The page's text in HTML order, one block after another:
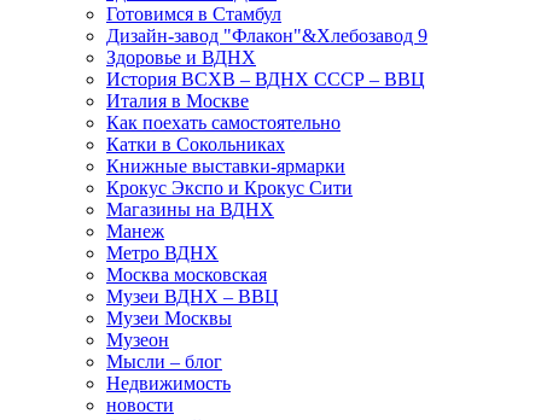
Готовимся в Стамбул
Дизайн-завод "Флакон"&Хлебозавод 9
Здоровье и ВДНХ
История ВСХВ – ВДНХ СССР – ВВЦ
Италия в Москве
Как поехать самостоятельно
Катки в Сокольниках
Книжные выставки-ярмарки
Крокус Экспо и Крокус Сити
Магазины на ВДНХ
Манеж
Метро ВДНХ
Москва московская
Музеи ВДНХ – ВВЦ
Музеи Москвы
Музеон
Мысли – блог
Недвижимость
новости